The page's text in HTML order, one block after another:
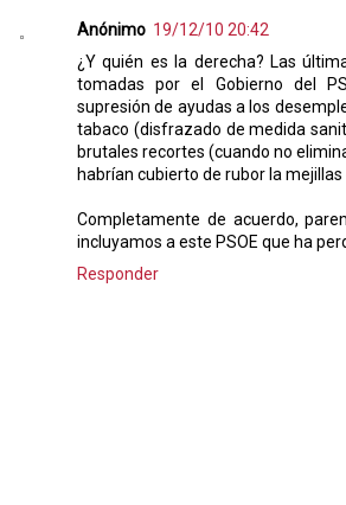
Anónimo 19/12/10 20:42
¿Y quién es la derecha? Las
tomadas por el Gobierno del
supresión de ayudas a los
tabaco (disfrazado de medida
brutales recortes (cuando no
habrían cubierto de rubor la
Completamente de acuerdo,
incluyamos a este PSOE que ha
Responder